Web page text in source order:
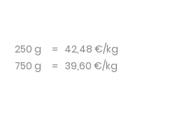
250 g = 42,48 €/kg
750 g = 39,60 €/kg